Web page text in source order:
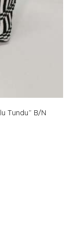
Tundu” B/N